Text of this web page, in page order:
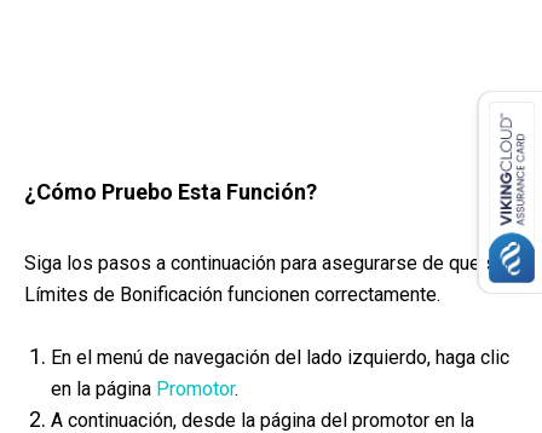
¿Cómo Pruebo Esta Función?
Siga los pasos a continuación para asegurarse de que sus
Límites de Bonificación funcionen correctamente.
En el menú de navegación del lado izquierdo, haga clic
en la página Promotor.
A continuación, desde la página del promotor en la